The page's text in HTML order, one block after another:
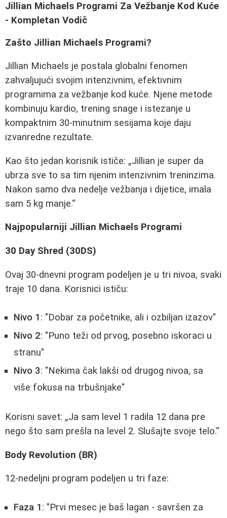
Jillian Michaels Programi Za Vežbanje Kod Kuće
- Kompletan Vodič
Zašto Jillian Michaels Programi?
Jillian Michaels je postala globalni fenomen
zahvaljujući svojim intenzivnim, efektivnim
programima za vežbanje kod kuće. Njene metode
kombinuju kardio, trening snage i istezanje u
kompaktnim 30-minutnim sesijama koje daju
izvanredne rezultate.
Kao što jedan korisnik ističe:
Jillian je super da
ubrza sve to sa tim njenim intenzivnim treninzima.
Nakon samo dva nedelje vežbanja i dijetice, imala
sam 5 kg manje.
Najpopularniji Jillian Michaels Programi
30 Day Shred (30DS)
Ovaj 30-dnevni program podeljen je u tri nivoa, svaki
traje 10 dana. Korisnici ističu:
Nivo 1: "Dobar za početnike, ali i ozbiljan izazov"
Nivo 2: "Puno teži od prvog, posebno iskoraci u
stranu"
Nivo 3: "Nekima čak lakši od drugog nivoa, sa
više fokusa na trbušnjake"
Korisni savet:
Ja sam level 1 radila 12 dana pre
nego što sam prešla na level 2. Slušajte svoje telo.
Body Revolution (BR)
12-nedeljni program podeljen u tri faze:
Faza 1: "Prvi mesec je baš lagan - savršen za